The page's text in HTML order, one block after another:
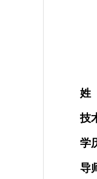
姓
技
学
导